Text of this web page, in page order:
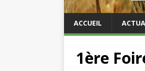
ACCUEIL
1ère